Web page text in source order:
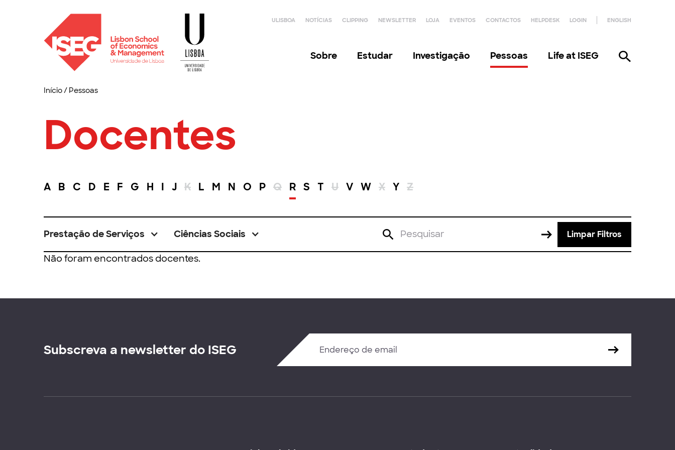
ULISBOA NOTÍCIAS CLIPPING NEWSLETTER LOJA EVENTOS CONTACTOS HELPDESK LOGIN ENGLISH
Sobre Estudar Investigação Pessoas Life at ISEG
Início/ Pessoas
Docentes
A B C D E F G H I J K L M N O P Q R S T U V W X Y Z
Prestação de Serviços Ciências Sociais Limpar Filtros
Não foram encontrados docentes.
Subscreva a newsletter do ISEG